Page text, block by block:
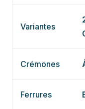
Variantes
Crémones
Ferrures